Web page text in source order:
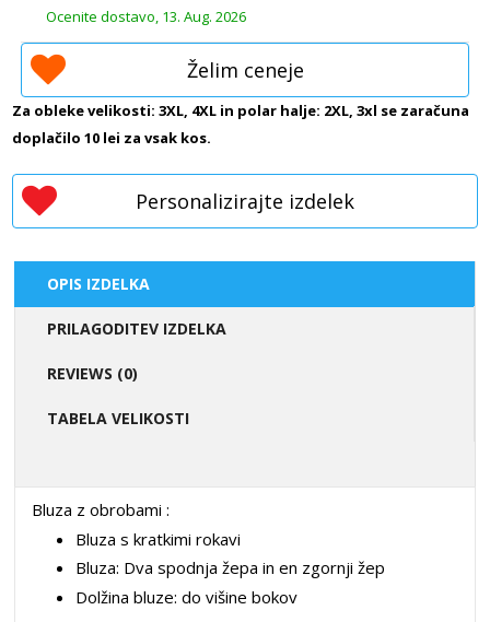
Ocenite dostavo, 13. Aug. 2026
Želim ceneje
Za obleke velikosti: 3XL, 4XL in polar halje: 2XL, 3xl se zaračuna
doplačilo 10 lei za vsak kos.
Personalizirajte izdelek
OPIS IZDELKA
PRILAGODITEV IZDELKA
REVIEWS (0)
TABELA VELIKOSTI
Bluza z obrobami :
Bluza s kratkimi rokavi
Bluza: Dva spodnja žepa in en zgornji žep
Dolžina bluze: do višine bokov